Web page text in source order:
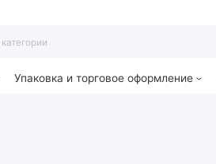
Упаковка и торговое оформление